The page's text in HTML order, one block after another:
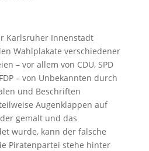
Karlsruher Innenstadt
Wahlplakate verschiedener
– vor allem von CDU, SPD
– von Unbekannten durch
und Beschriften
Augenklappen auf
gemalt und das
wurde, kann der falsche
Piratenpartei stehe hinter